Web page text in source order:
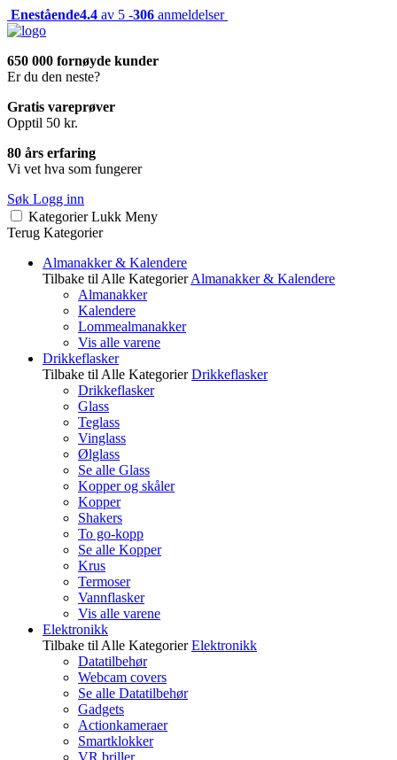
Enestående4.4 av 5 -306 anmeldelser
650 000 fornøyde kunder
Er du den neste?
Gratis vareprøver
Opptil 50 kr.
80 års erfaring
Vi vet hva som fungerer
Søk Logg inn
Kategorier Lukk Meny
Terug Kategorier
Almanakker & Kalendere
Tilbake til Alle Kategorier Almanakker & Kalendere
Almanakker
Kalendere
Lommealmanakker
Vis alle varene
Drikkeflasker
Tilbake til Alle Kategorier Drikkeflasker
Drikkeflasker
Glass
Teglass
Vinglass
Ølglass
Se alle Glass
Kopper og skåler
Kopper
Shakers
To go-kopp
Se alle Kopper
Krus
Termoser
Vannflasker
Vis alle varene
Elektronikk
Tilbake til Alle Kategorier Elektronikk
Datatilbehør
Webcam covers
Se alle Datatilbehør
Gadgets
Actionkameraer
Smartklokker
VR briller